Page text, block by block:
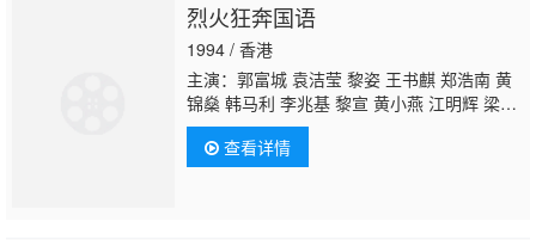
云 陈狄克 廖丽丽 陈安莹 虞天伟 博君 游飙 吕
剑光 孙季卿 区岳 罗君左 戴少民 邓汝超 伍文
生 汤俊明 张宏伟 薛纯基 何金灵 简文达
烈火狂奔国语
1994 / 香港
主演：郭富城 袁洁莹 黎姿 王书麒 郑浩南 黄
锦燊 韩马利 李兆基 黎宣 黄小燕 江明辉 梁舜
燕 鲍方 孙季卿 罗泳娴 郭德信
查看详情